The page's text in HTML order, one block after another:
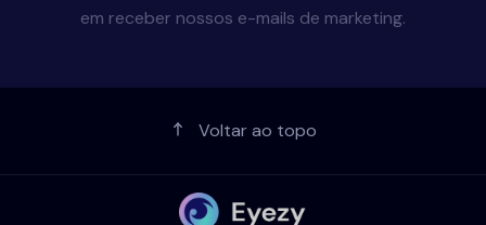
em receber nossos e-mails de marketing.
Voltar ao topo